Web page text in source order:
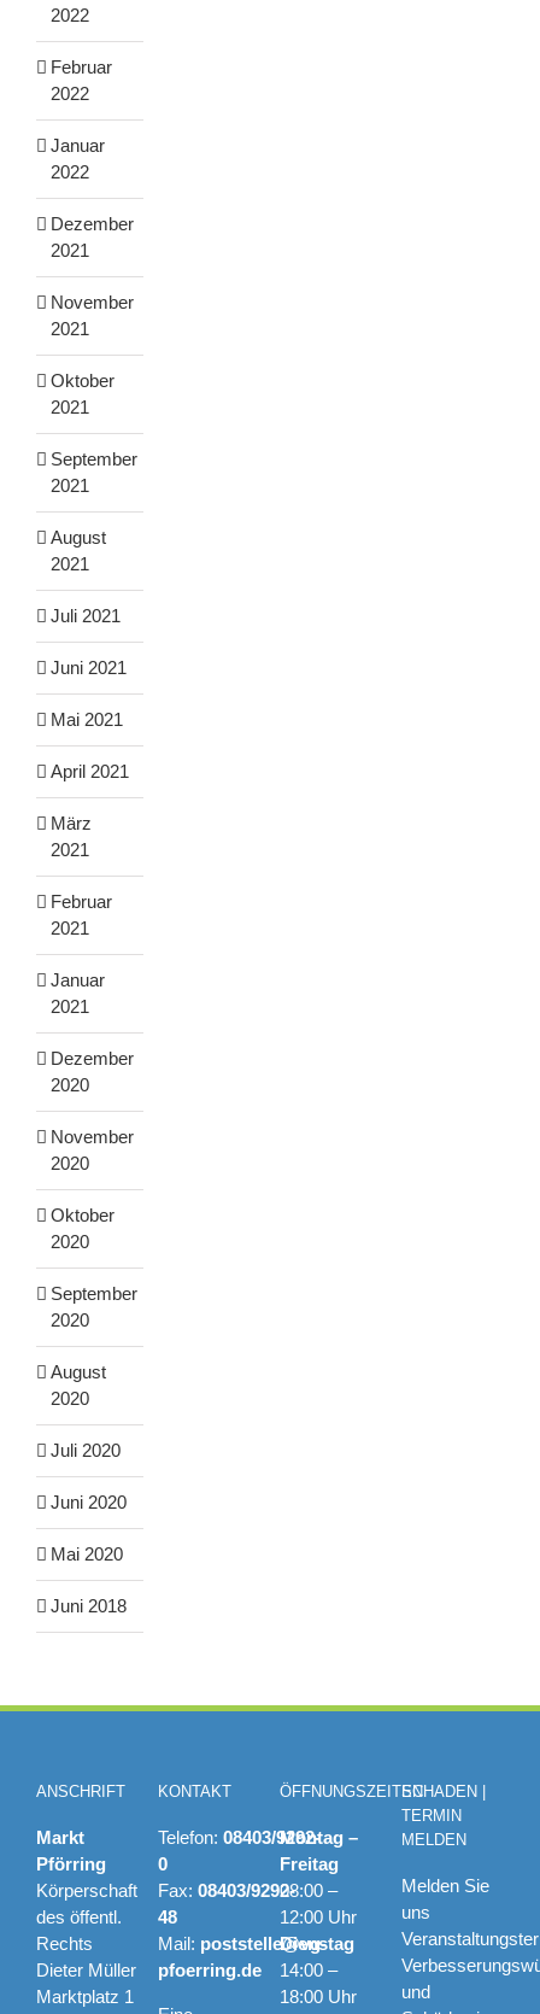
2022
Februar
2022
Januar
2022
Dezember
2021
November
2021
Oktober
2021
September
2021
August
2021
Juli 2021
Juni 2021
Mai 2021
April 2021
März
2021
Februar
2021
Januar
2021
Dezember
2020
November
2020
Oktober
2020
September
2020
August
2020
Juli 2020
Juni 2020
Mai 2020
Juni 2018
ANSCHRIFT
Markt
Pförring
Körperschaft
des öffentl.
Rechts
Dieter Müller
Marktplatz 1
KONTAKT
Telefon: 08403/9292-
0
Fax: 08403/9292-
48
Mail: poststelle@vg-
pfoerring.de
ÖFFNUNGSZEITEN
Montag –
Freitag
08:00 –
12:00 Uhr
Dienstag
14:00 –
18:00 Uhr
SCHADEN |
TERMIN
MELDEN
Melden Sie
uns
und